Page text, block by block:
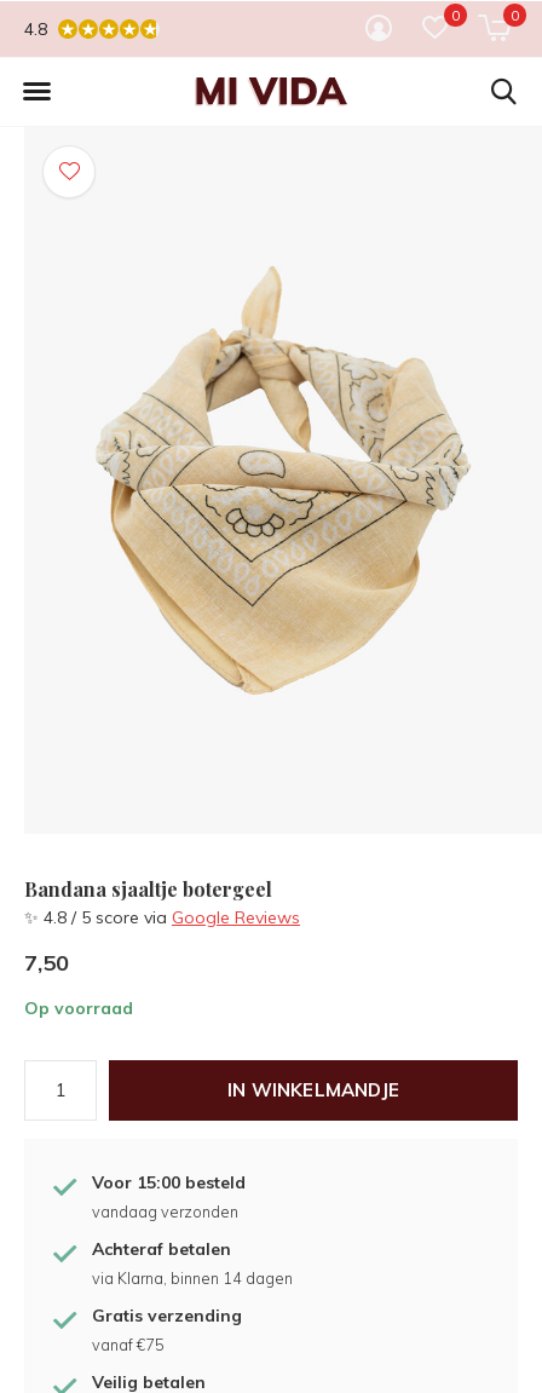
0 0
4.8
Bandana sjaaltje botergeel
✨ 4.8 / 5 score via Google Reviews
7,50
Op voorraad
IN WINKELMANDJE
Voor 15:00 besteld
vandaag verzonden
Achteraf betalen
via Klarna, binnen 14 dagen
Gratis verzending
vanaf €75
Veilig betalen